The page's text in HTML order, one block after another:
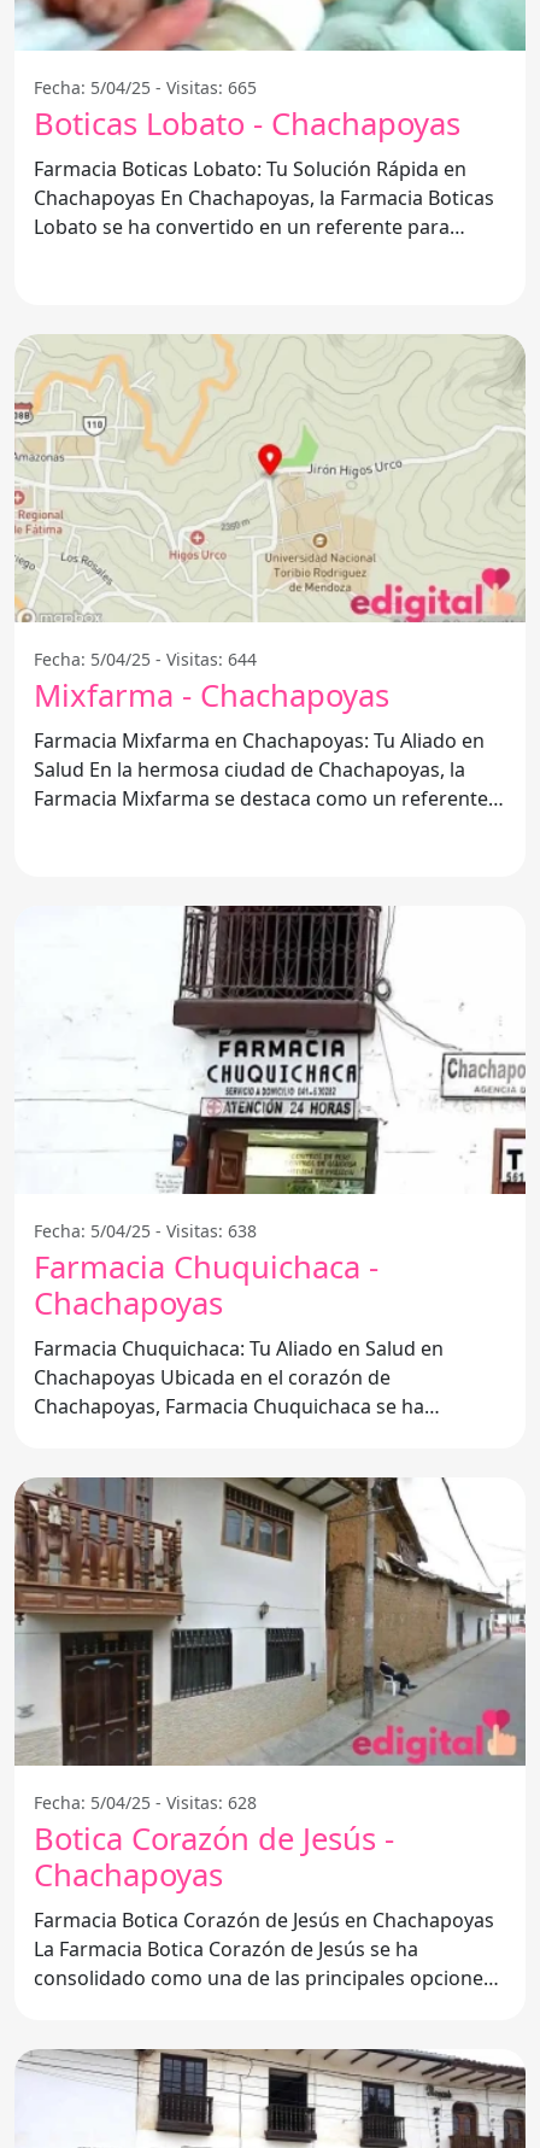
Fecha: 5/04/25 - Visitas: 665
Boticas Lobato - Chachapoyas
Farmacia Boticas Lobato: Tu Solución Rápida en
Chachapoyas En Chachapoyas, la Farmacia Boticas
Lobato se ha convertido en un referente para
Fecha: 5/04/25 - Visitas: 644
Mixfarma - Chachapoyas
Farmacia Mixfarma en Chachapoyas: Tu Aliado en
Salud En la hermosa ciudad de Chachapoyas, la
Farmacia Mixfarma se destaca como un referente
Fecha: 5/04/25 - Visitas: 638
Farmacia Chuquichaca -
Chachapoyas
Farmacia Chuquichaca: Tu Aliado en Salud en
Chachapoyas Ubicada en el corazón de
Chachapoyas, Farmacia Chuquichaca se ha
Fecha: 5/04/25 - Visitas: 628
Botica Corazón de Jesús -
Chachapoyas
Farmacia Botica Corazón de Jesús en Chachapoyas
La Farmacia Botica Corazón de Jesús se ha
consolidado como una de las principales opciones